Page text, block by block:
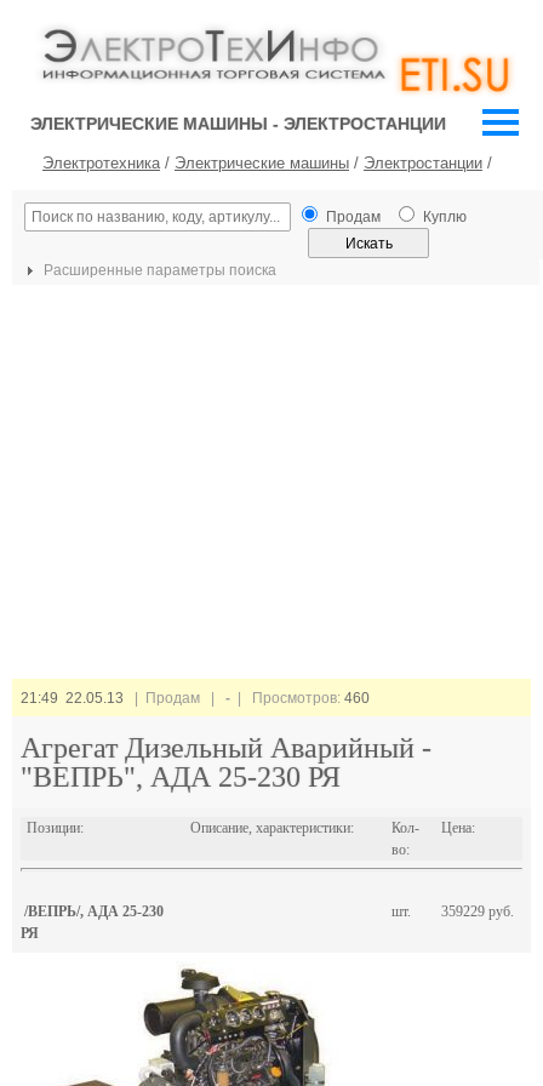
ЭЛЕКТРИЧЕСКИЕ МАШИНЫ - ЭЛЕКТРОСТАНЦИИ
Электротехника/ Электрические машины / Электростанции /
Продам Куплю
Расширенные параметры поиска
21:49 22.05.13 | Продам | - | Просмотров: 460
Агрегат Дизельный Аварийный -
"ВЕПРЬ", АДА 25-230 РЯ
Позиции: Описание, характеристики:
Кол-
во:
Цена:
/ВЕПРЬ/, АДА 25-230
РЯ
шт. 359229 руб.